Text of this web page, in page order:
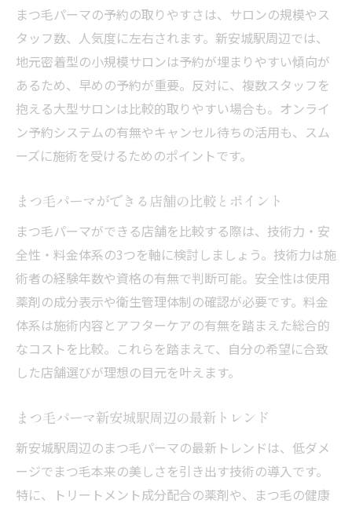
まつ毛パーマの予約の取りやすさは、サロンの規模やス
タッフ数、人気度に左右されます。新安城駅周辺では、
地元密着型の小規模サロンは予約が埋まりやすい傾向が
あるため、早めの予約が重要。反対に、複数スタッフを
抱える大型サロンは比較的取りやすい場合も。オンライ
ン予約システムの有無やキャンセル待ちの活用も、スム
ーズに施術を受けるためのポイントです。
まつ毛パーマができる店舗の比較とポイント
まつ毛パーマができる店舗を比較する際は、技術力・安
全性・料金体系の3つを軸に検討しましょう。技術力は施
術者の経験年数や資格の有無で判断可能。安全性は使用
薬剤の成分表示や衛生管理体制の確認が必要です。料金
体系は施術内容とアフターケアの有無を踏まえた総合的
なコストを比較。これらを踏まえて、自分の希望に合致
した店舗選びが理想の目元を叶えます。
まつ毛パーマ新安城駅周辺の最新トレンド
新安城駅周辺のまつ毛パーマの最新トレンドは、低ダメ
ージでまつ毛本来の美しさを引き出す技術の導入です。
特に、トリートメント成分配合の薬剤や、まつ毛の健康